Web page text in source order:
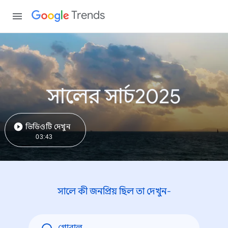
Trends
সালের সার্চ2025
ভিডিওটি দেখুন
03:43
সালে কী জনপ্রিয় ছিল তা দেখুন-